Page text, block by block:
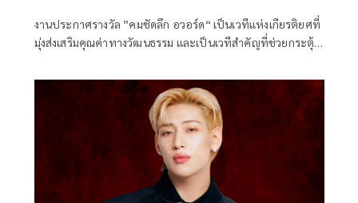
งานประกาศรางวัล ”คมชัดลึก อวอร์ด“ เป็นเวทีแห่งเกียรติยศที่
มุ่งส่งเสริมคุณค่าทางวัฒนธรรม และเป็นเวทีสำคัญที่ช่วยกระตุ้น
ศิลปะและวัฒนธรรมไทยในฐานะหัวใจสำคัญของการพัฒนา
ประเทศอย่างยั่งยืน